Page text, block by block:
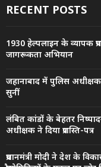
RECENT POSTS
1930 हेल्पलाइन के व्यापक
जागरूकता अभियान
जहानाबाद में पुलिस
सुनीं
लंबित कांडों के बेहतर
अधीक्षक ने दिया प्रशस्ति-पत्र
प्रधानमंत्री मोदी ने देश के